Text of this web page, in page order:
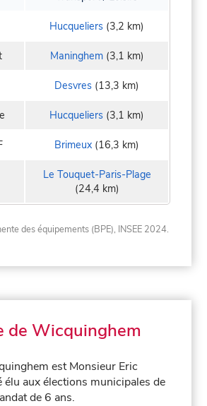
Hucqueliers (3,2 km)
Maninghem(3,1 km)
Desvres (13,3 km)
Hucqueliers (3,1 km)
Brimeux (16,3 km)
Le Touquet-Paris-Plage
(24,4 km)
des équipements (BPE), INSEE 2024.
de Wicquinghem
est Monsieur Eric
élu aux élections municipales de
de 6 ans.